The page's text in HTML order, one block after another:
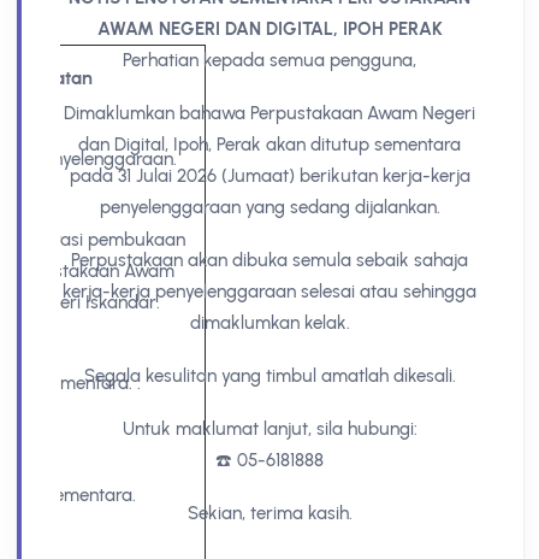
Catatan
penyelenggaraan.
operasi pembukaan
Perpustakaan Awam
Seri Iskandar.
sementara. .
sementara.
AWAM NEGERI DAN DIGITAL, IPOH PERAK
Perhatian kepada semua pengguna,
Dimaklumkan bahawa Perpustakaan Awam Negeri
dan Digital, Ipoh, Perak akan ditutup sementara
pada 31 Julai 2026 (Jumaat) berikutan kerja-kerja
penyelenggaraan yang sedang dijalankan.
Perpustakaan akan dibuka semula sebaik sahaja
kerja-kerja penyelenggaraan selesai atau sehingga
dimaklumkan kelak.
Segala kesulitan yang timbul amatlah dikesali.
Untuk maklumat lanjut, sila hubungi:
☎️ 05-6181888
Sekian, terima kasih.